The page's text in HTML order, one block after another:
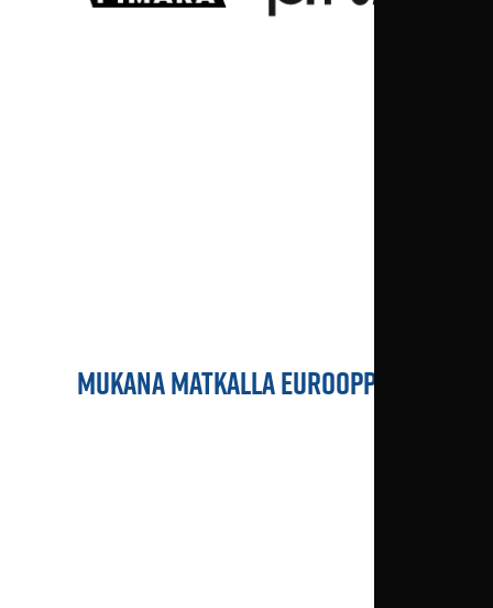
MUKANA MATKALLA EUROOPPAAN